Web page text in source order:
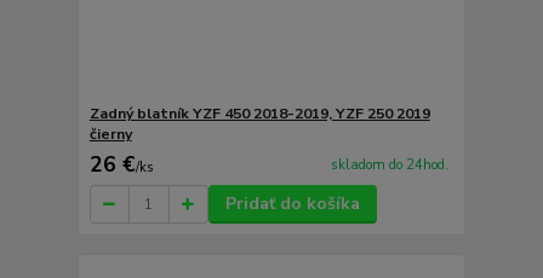
Zadný blatník YZF 450 2018-2019, YZF 250 2019
čierny
26 €/ks skladom do 24hod.
Pridať do košíka